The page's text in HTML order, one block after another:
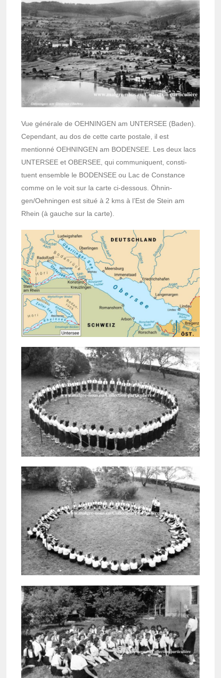
Vue géné­rale de OEHNINGEN am UNTERSEE (Baden).
Cepen­dant, au dos de cette carte postale, il est
mentionné OEHNINGEN am BODENSEE. Les deux lacs
UNTERSEE et OBERSEE, qui commu­niquent, consti­
tuent ensemble le BODENSEE ou Lac de Cons­tance
comme on le voit sur la carte ci-dessous. Öhnin­
gen/Oehnin­gen est situé à 2 kms à l’Est de Stein am
Rhein (à gauche sur la carte).